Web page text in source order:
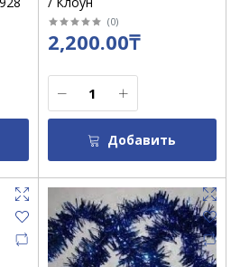
(0)
2,200.00₸
Добавить